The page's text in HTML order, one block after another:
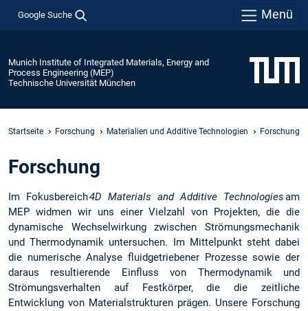
Google Suche Menü
Munich Institute of Integrated Materials, Energy and
Process Engineering (MEP)
Technische Universität München
Startseite Forschung Materialien und Additive Technologien Forschung
Forschung
Im Fokusbereich4D Materials and Additive Technologiesam
MEP widmen wir uns einer Vielzahl von Projekten, die die
dynamische Wechselwirkung zwischen Strömungsmechanik
und Thermodynamik untersuchen. Im Mittelpunkt steht dabei
die numerische Analyse fluidgetriebener Prozesse sowie der
daraus resultierende Einfluss von Thermodynamik und
Strömungsverhalten auf Festkörper, die die zeitliche
Entwicklung von Materialstrukturen prägen. Unsere Forschung